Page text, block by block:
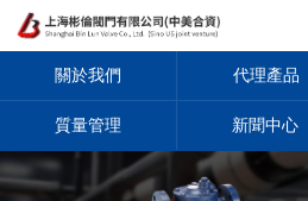
關於我們 代理產品
質量管理 新聞中心